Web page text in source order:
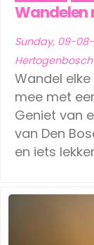
Wandelen
Sunday, 09-
Hertogenbosch
Wandel
mee met
Geniet van
van Den
en iets